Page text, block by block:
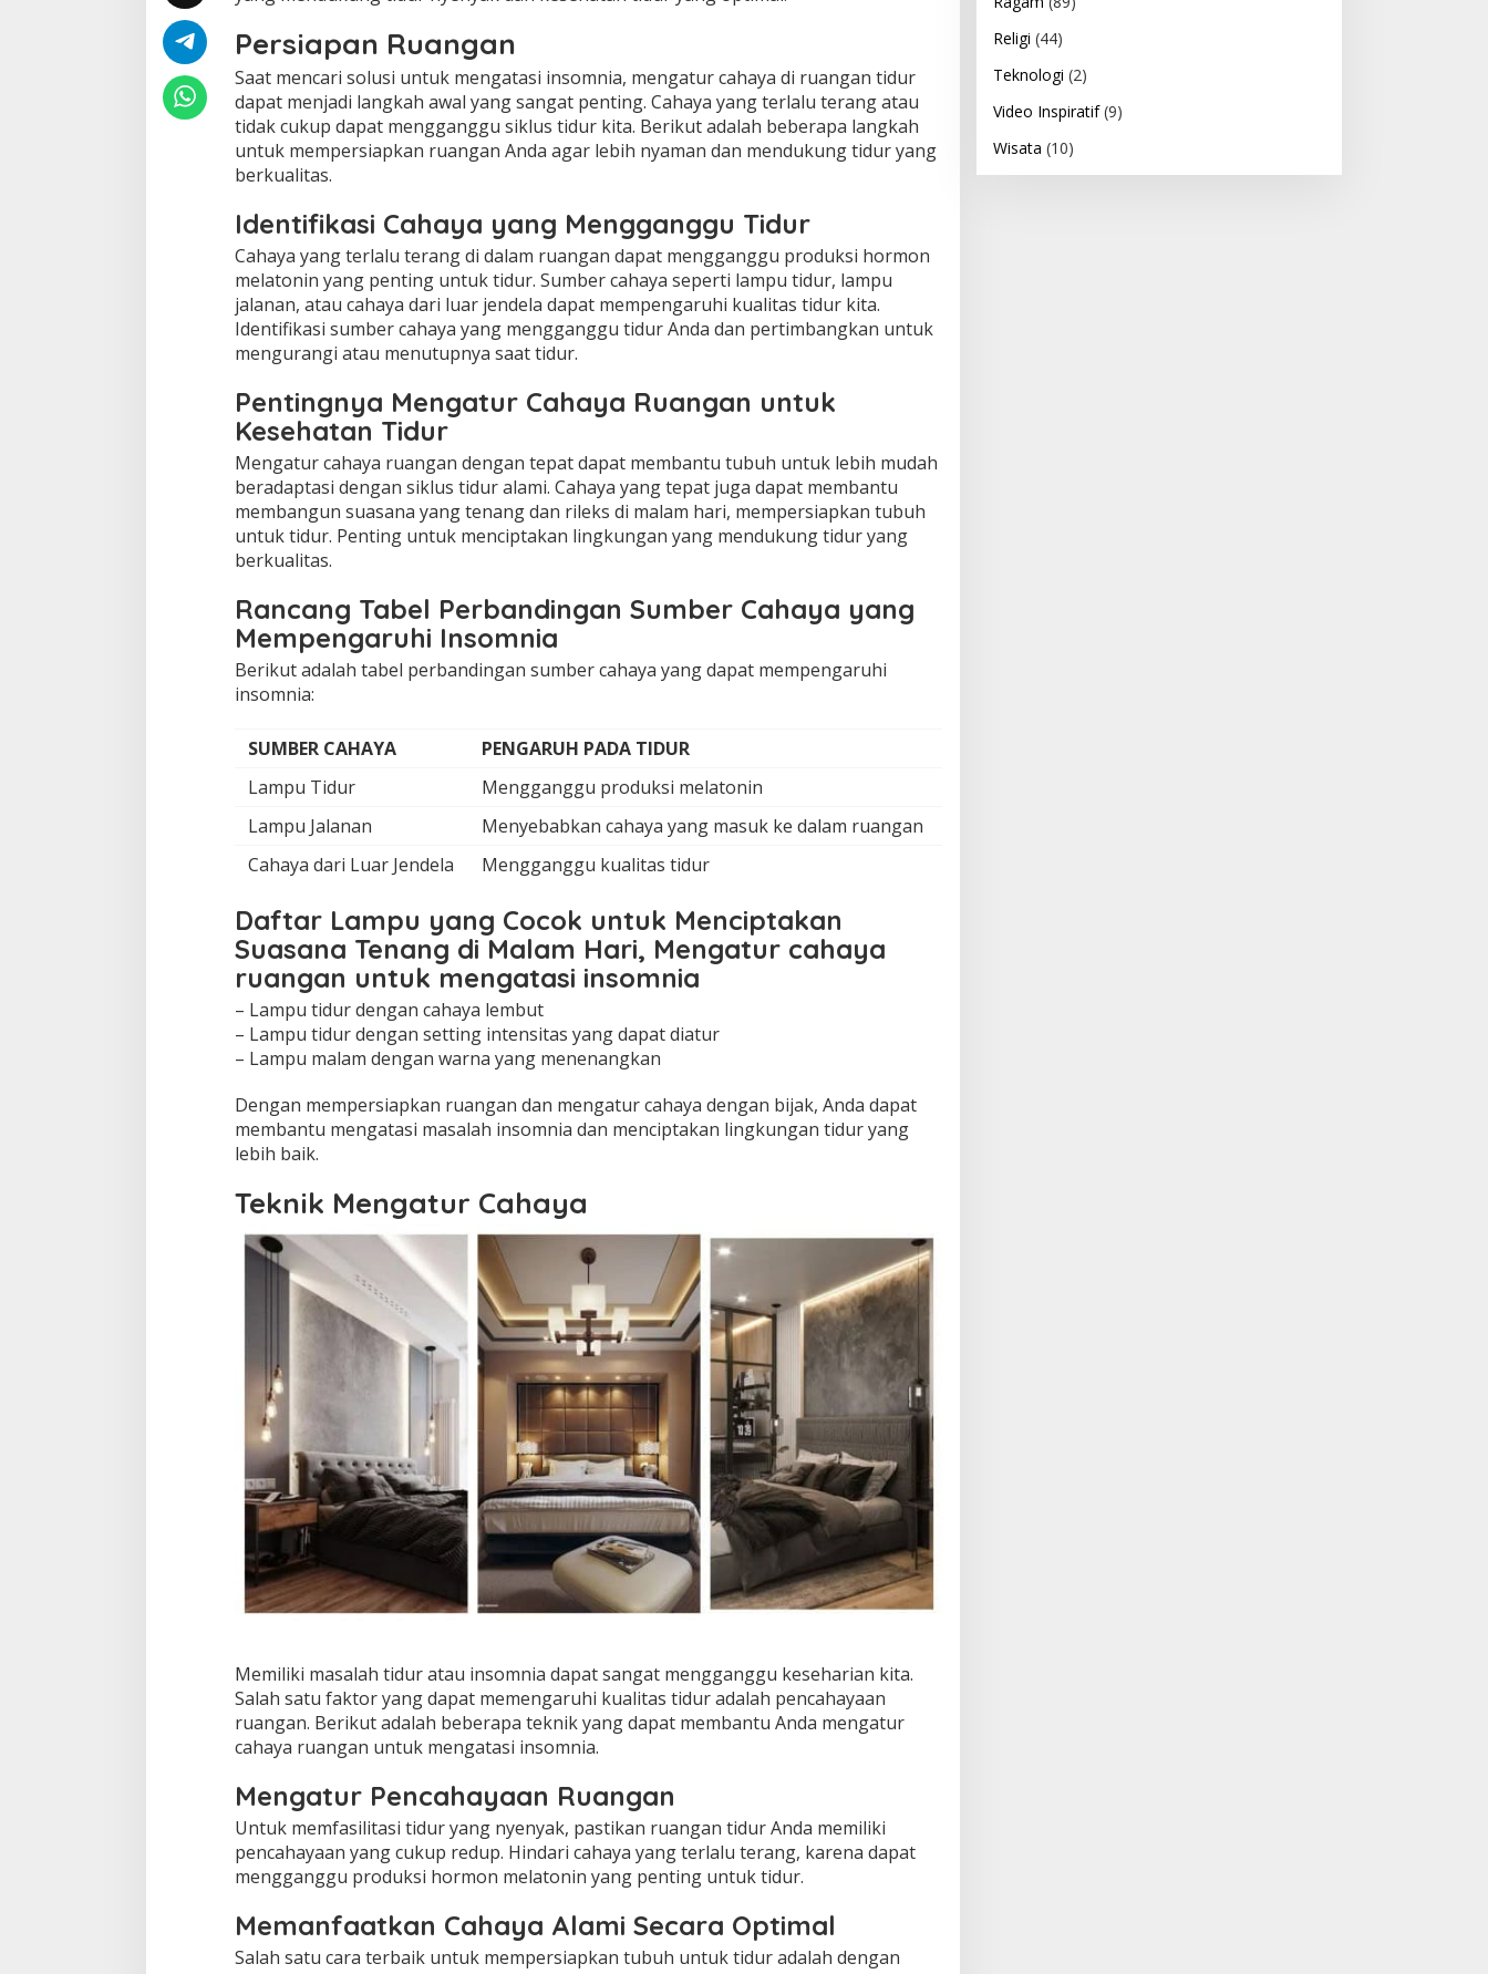
n
i
a
:
S
o
l
u
i
T
i
d
u
r
N
y
n
y
a
k
Persiapan Ruangan
Saat mencari solusi untuk mengatasi insomnia, mengatur cahaya di ruangan tidur
dapat menjadi langkah awal yang sangat penting. Cahaya yang terlalu terang atau
tidak cukup dapat mengganggu siklus tidur kita. Berikut adalah beberapa langkah
untuk mempersiapkan ruangan Anda agar lebih nyaman dan mendukung tidur yang
berkualitas.
Identifikasi Cahaya yang Mengganggu Tidur
Cahaya yang terlalu terang di dalam ruangan dapat mengganggu produksi hormon
melatonin yang penting untuk tidur. Sumber cahaya seperti lampu tidur, lampu
jalanan, atau cahaya dari luar jendela dapat mempengaruhi kualitas tidur kita.
Identifikasi sumber cahaya yang mengganggu tidur Anda dan pertimbangkan untuk
mengurangi atau menutupnya saat tidur.
Pentingnya Mengatur Cahaya Ruangan untuk
Kesehatan Tidur
Mengatur cahaya ruangan dengan tepat dapat membantu tubuh untuk lebih mudah
beradaptasi dengan siklus tidur alami. Cahaya yang tepat juga dapat membantu
membangun suasana yang tenang dan rileks di malam hari, mempersiapkan tubuh
untuk tidur. Penting untuk menciptakan lingkungan yang mendukung tidur yang
berkualitas.
Rancang Tabel Perbandingan Sumber Cahaya yang
Mempengaruhi Insomnia
Berikut adalah tabel perbandingan sumber cahaya yang dapat mempengaruhi
insomnia:
SUMBER CAHAYA
PENGARUH PADA TIDUR
Lampu Tidur
Mengganggu produksi melatonin
Lampu Jalanan
Menyebabkan cahaya yang masuk ke dalam ruangan
Cahaya dari Luar Jendela
Mengganggu kualitas tidur
Daftar Lampu yang Cocok untuk Menciptakan
Suasana Tenang di Malam Hari, Mengatur cahaya
ruangan untuk mengatasi insomnia
– Lampu tidur dengan cahaya lembut
– Lampu tidur dengan setting intensitas yang dapat diatur
– Lampu malam dengan warna yang menenangkan
Dengan mempersiapkan ruangan dan mengatur cahaya dengan bijak, Anda dapat
membantu mengatasi masalah insomnia dan menciptakan lingkungan tidur yang
lebih baik.
Teknik Mengatur Cahaya
Memiliki masalah tidur atau insomnia dapat sangat mengganggu keseharian kita.
Salah satu faktor yang dapat memengaruhi kualitas tidur adalah pencahayaan
ruangan. Berikut adalah beberapa teknik yang dapat membantu Anda mengatur
cahaya ruangan untuk mengatasi insomnia.
Mengatur Pencahayaan Ruangan
Untuk memfasilitasi tidur yang nyenyak, pastikan ruangan tidur Anda memiliki
pencahayaan yang cukup redup. Hindari cahaya yang terlalu terang, karena dapat
mengganggu produksi hormon melatonin yang penting untuk tidur.
Memanfaatkan Cahaya Alami Secara Optimal
Salah satu cara terbaik untuk mempersiapkan tubuh untuk tidur adalah dengan
Religi (44)
Teknologi (2)
Video Inspiratif(9)
Wisata (10)